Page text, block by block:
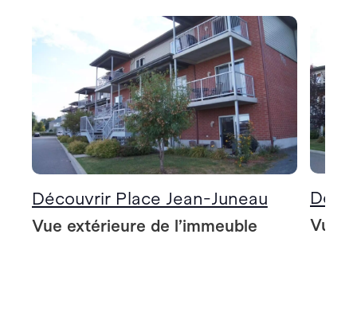
Découvrir Place Jean-Juneau
Vue extérieure de l’immeuble Vue